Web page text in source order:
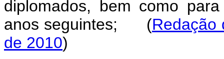
diplomados, bem como
anos seguintes; (Redação
de 2010)